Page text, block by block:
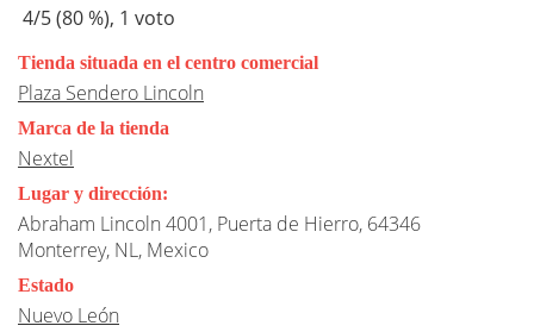
4/5 (80%), 1 voto
Tienda situada en el centro comercial
Plaza Sendero Lincoln
Marca de la tienda
Nextel
Lugar y dirección:
Abraham Lincoln 4001, Puerta de Hierro, 64346
Monterrey, NL, Mexico
Estado
Nuevo León